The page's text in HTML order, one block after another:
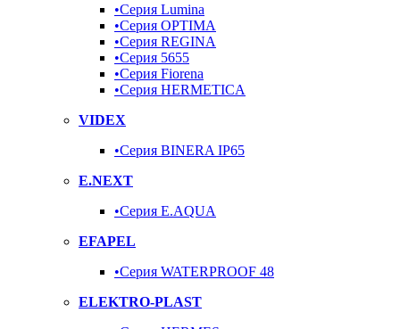
•Серия Lumina
•Серия OPTIMA
•Серия REGINA
•Серия 5655
•Серия Fiorena
•Серия HERMETICA
VIDEX
•Серия BINERA IP65
E.NEXT
•Серия E.AQUA
EFAPEL
•Серия WATERPROOF 48
ELEKTRO-PLAST